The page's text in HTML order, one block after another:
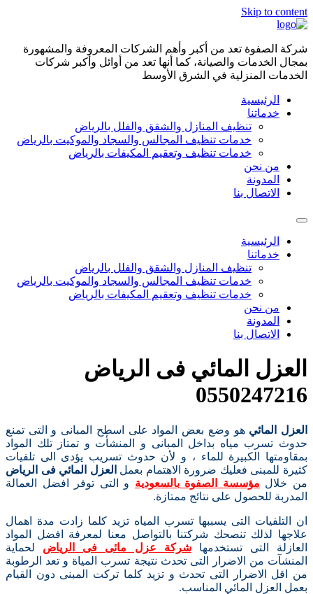
Skip to content
شركة الصفوة تعد من أكبر وأهم الشركات المعروفة والمشهورة
بمجال الخدمات والصيانة، كما أنها تعد من أوائل وأكبر شركات
الخدمات المنزلية في الشرق الأوسط
الرئيسية
خدماتنا
تنظيف المنازل والشقق والفلل بالرياض
خدمات تنظيف المجالس والسجاد والموكيت بالرياض
خدمات تنظيف وتعقيم المكيفات بالرياض
من نحن
المدونة
الاتصال بنا
الرئيسية
خدماتنا
تنظيف المنازل والشقق والفلل بالرياض
خدمات تنظيف المجالس والسجاد والموكيت بالرياض
خدمات تنظيف وتعقيم المكيفات بالرياض
من نحن
المدونة
الاتصال بنا
العزل المائي فى الرياض
0550247216
العزل المائي هو وضع بعض المواد على اسطح المبانى و التى تمنع
حدوث تسرب مياه بداخل المبانى و المنشأت و تمتاز تلك المواد
بمقاومتها الكبيرة للماء ، و لأن حدوث تسريب يؤدى الى تلفيات
كثيرة للمبنى فعليك ضرورة الاهتمام بعمل العزل المائي فى الرياض
من خلال مؤسسة الصفوة بالسعودية و التى توفر افضل العمالة
المدربة للحصول على نتائج ممتازة.
ان التلفيات التى يسببها تسرب المياه تزيد كلما زادت مدة اهمال
علاجها لذلك تنصحك شركتنا بالتواصل معنا لمعرفة افضل المواد
العازلة التى تستخدمهاشركة عزل مائى فى الرياض لحماية
المنشآت من الاضرار التى تحدث نتيجة تسرب المياة و تعد الرطوبة
من اقل الاضرار التى تحدث و تزيد كلما تركت المبنى دون القيام
بعمل العزل المائي المناسب.